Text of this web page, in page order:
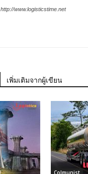
http://www.logisticstime.net
เพิ่มเติมจากผู้เขียน
Colmunist